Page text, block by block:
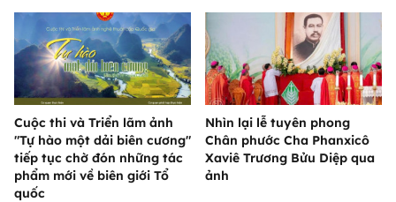
Cuộc thi và Triển lãm ảnh
"Tự hào một dải biên cương"
tiếp tục chờ đón những tác
phẩm mới về biên giới Tổ
quốc
Nhìn lại lễ tuyên phong
Chân phước Cha Phanxicô
Xaviê Trương Bửu Diệp qua
ảnh